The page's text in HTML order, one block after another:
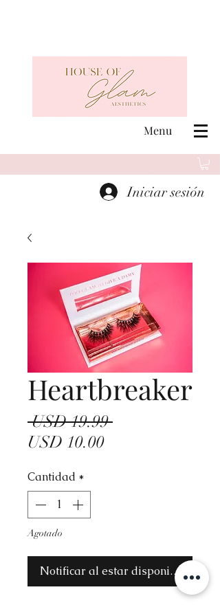
Menu
Iniciar sesión
Heartbreaker
USD 19.99 Precio
USD 10.00Precio
Cantidad *
Agotado
Notificar al estar disponible